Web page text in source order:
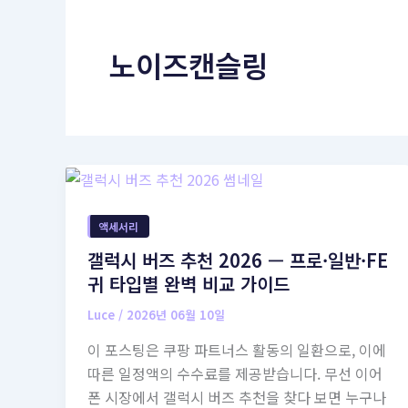
노이즈캔슬링
액세서리
갤럭시 버즈 추천 2026 — 프로·일반·FE
귀 타입별 완벽 비교 가이드
Luce / 2026년 06월 10일
이 포스팅은 쿠팡 파트너스 활동의 일환으로, 이에
따른 일정액의 수수료를 제공받습니다. 무선 이어
폰 시장에서 갤럭시 버즈 추천을 찾다 보면 누구나